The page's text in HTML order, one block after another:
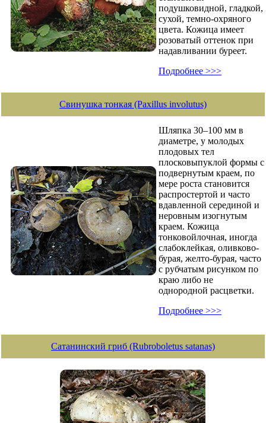
подушковидной, гладкой,
сухой, темно-охряного
цвета. Кожица имеет
розоватый оттенок при
надавливании буреет.
Подробнее >>>
Свинушка тонкая (Paxillus involutus)
Шляпка 30–100 мм в
диаметре, у молодых
плодовых тел
плосковыпуклой формы с
подвернутым краем, по
мере роста становится
распростертой и часто
вдавленной серединой и
неровным изогнутым
краем. Кожица
тонковойлочная, иногда
слабоклейкая, оливково-
бурая, желто-бурая, часто
с рубчатым рисунком по
краю либо не
однородной расцветки.
Подробнее >>>
Сатанинский гриб (Rubroboletus satanas)